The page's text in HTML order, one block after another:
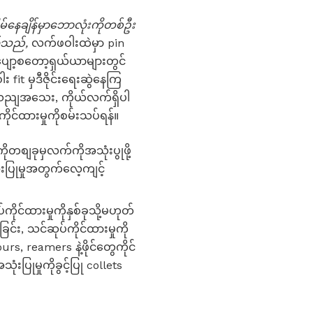
ေချိန်မှာဘောလုံးကိုတစ်ဦး
သည်, လက်ဖဝါးထဲမှာ pin
စတော့ရှယ်ယာများတွင်
မှဒီဇိုင်းရေးဆွဲနေကြ
ညျအသေး, ကိုယ်လက်ရှိပါ
ားမှုကိုစမ်းသပ်ရန်။
တစျခုမှလက်ကိုအသုံးပွုဖို့
းပြုမှုအတွက်လေ့ကျင့်
င်ထားမှုကိုနှစ်ခုသို့မဟုတ်
ြင်း, သင်ဆုပ်ကိုင်ထားမှုကို
reamers နဲ့ဖိုင်တွေကိုင်
းပြုမှုကိုခွင့်ပြု collets